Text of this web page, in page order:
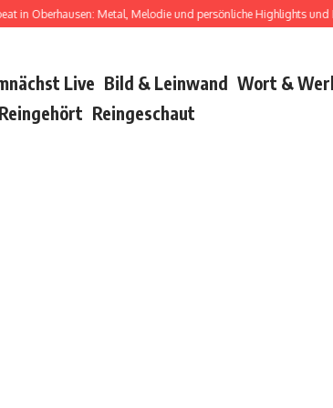
Oberhausen: Metal, Melodie und persönliche Highlights und Bush
Live Bild & Leinwand Wort &
Reingehört Reingeschaut